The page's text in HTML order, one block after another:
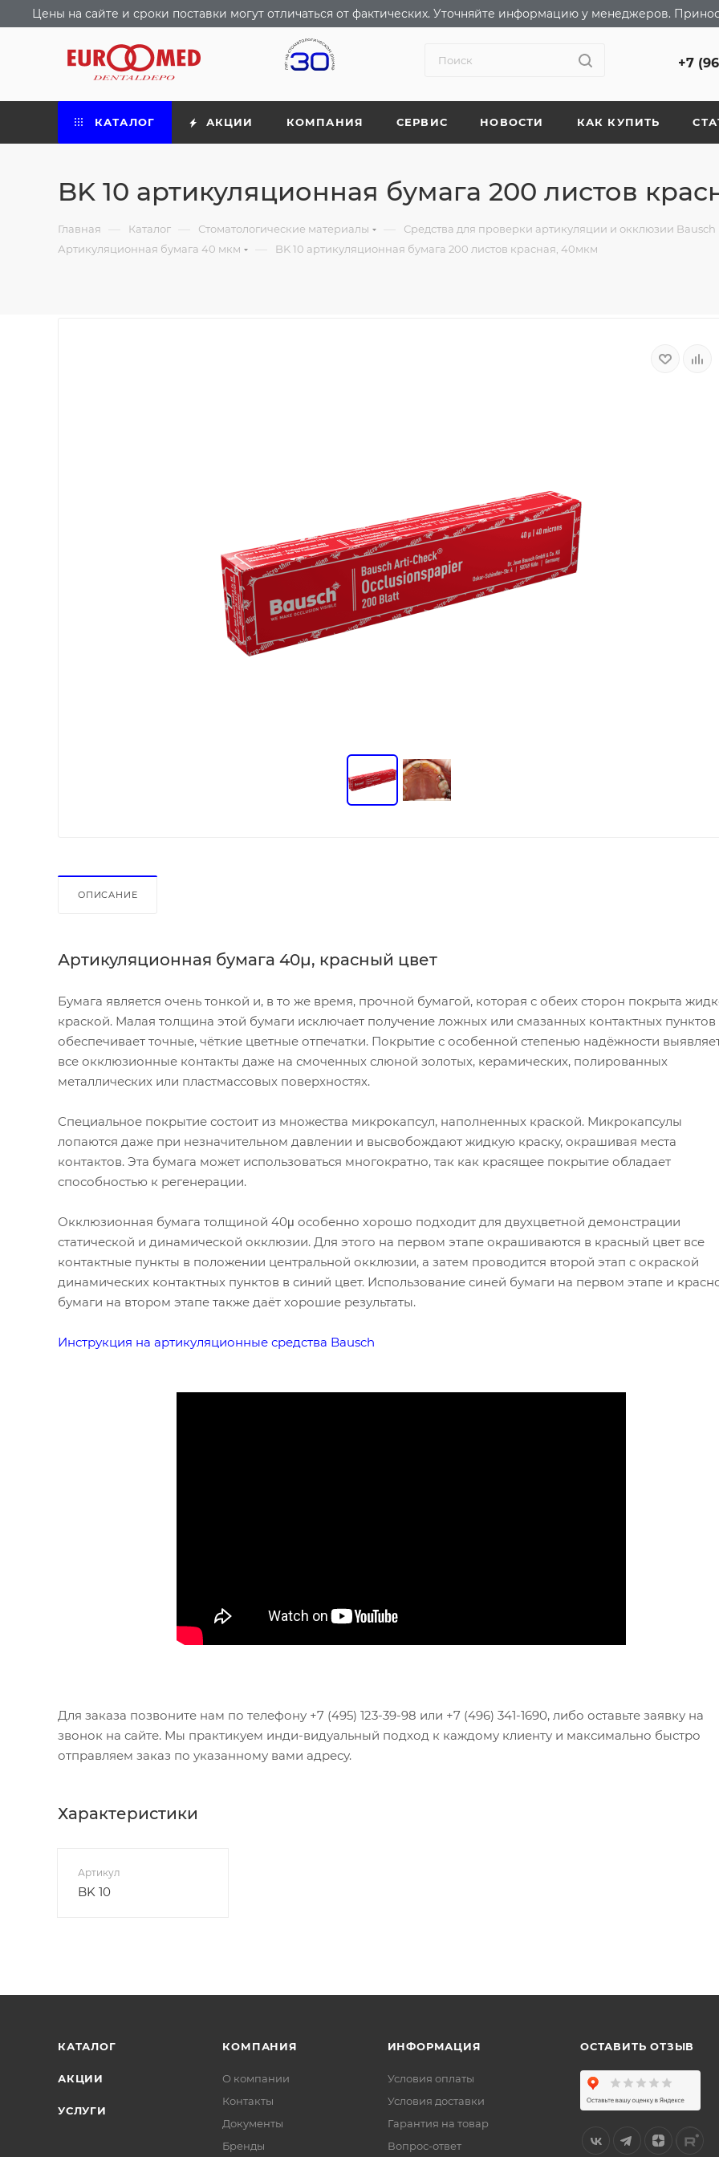
Цены на сайте и сроки поставки могут отличаться от фактических. Уточняйте информацию у менеджеров.
+7
КАТАЛОГ АКЦИИ КОМПАНИЯ СЕРВИС НОВОСТИ КАК КУПИТЬ
BK 10 артикуляционная бумага 200 листов
Главная — Каталог — Стоматологические материалы —
Средства для проверки артикуляции и окклюзии Bausch
Артикуляционная бумага 40 мкм
— BK 10 артикуляционная бумага 200 листов красная, 40мкм
ОПИСАНИЕ
Артикуляционная бумага 40µ, красный цвет
Бумага является очень тонкой и, в то же время, прочной бумагой, которая с обеих сторон покрыта
краской. Малая толщина этой бумаги исключает получение ложных или смазанных контактных пунктов
обеспечивает точные, чёткие цветные отпечатки. Покрытие с особенной степенью надёжности
все окклюзионные контакты даже на смоченных слюной золотых, керамических, полированных
металлических или пластмассовых поверхностях.
Специальное покрытие состоит из множества микрокапсул, наполненных краской. Микрокапсулы
лопаются даже при незначительном давлении и высвобождают жидкую краску, окрашивая места
контактов. Эта бумага может использоваться многократно, так как красящее покрытие обладает
способностью к регенерации.
Окклюзионная бумага толщиной 40μ особенно хорошо подходит для двухцветной демонстрации
статической и динамической окклюзии. Для этого на первом этапе окрашиваются в красный цвет все
контактные пункты в положении центральной окклюзии, а затем проводится второй этап с окраской
динамических контактных пунктов в синий цвет. Использование синей бумаги на первом этапе и
бумаги на втором этапе также даёт хорошие результаты.
Инструкция на артикуляционные средства Bausch
Для заказа позвоните нам по телефону +7 (495) 123-39-98 или +7 (496) 341-1690, либо оставьте заявку на
звонок на сайте. Мы практикуем инди-видуальный подход к каждому клиенту и максимально быстро
отправляем заказ по указанному вами адресу.
Характеристики
Артикул
BK 10
КАТАЛОГ
АКЦИИ
УСЛУГИ
КОМПАНИЯ
О компании
Контакты
Документы
Бренды
ИНФОРМАЦИЯ
Условия оплаты
Условия доставки
Гарантия на товар
Вопрос-ответ
ОСТАВИТЬ ОТЗЫВ